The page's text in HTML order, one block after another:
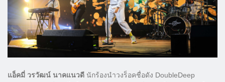
แอ็คมี่ วรวัฒน์ นาคแนวดี นักร้องนำวงร็อคชื่อดัง DoubleDeep